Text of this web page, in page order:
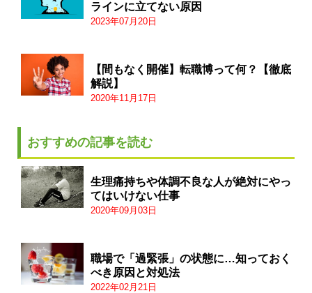
ラインに立てない原因
2023年07月20日
【間もなく開催】転職博って何？【徹底
解説】
2020年11月17日
おすすめの記事を読む
生理痛持ちや体調不良な人が絶対にやっ
てはいけない仕事
2020年09月03日
職場で「過緊張」の状態に…知っておく
べき原因と対処法
2022年02月21日